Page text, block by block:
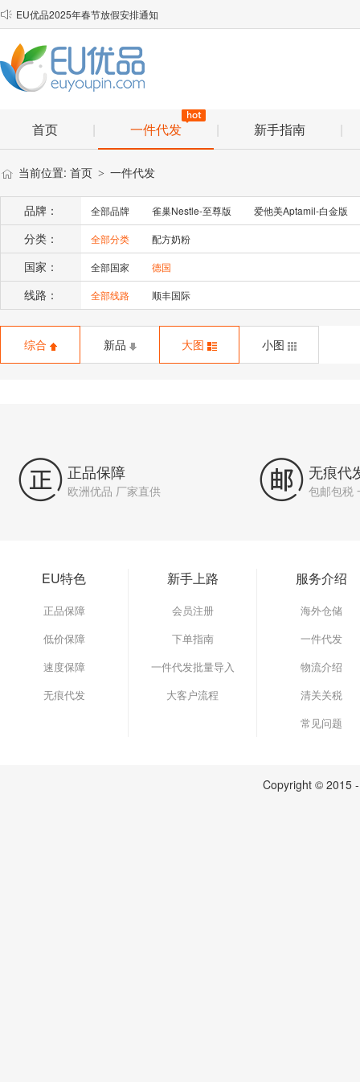
 EU优品2025年春节放假安排通知
顺丰小包理赔材料
物流口岸优化说明
首页 | 一件代发 | 新手指南 |
当前位置: 首页 > 一件代发
品牌： 全部品牌 雀巢Nestle-至尊版 爱他美Aptamil-白金版
分类： 全部分类 配方奶粉
国家： 全部国家 德国
线路： 全部线路 顺丰国际
综合 新品 大图 小图
 正品保障
欧洲优品 厂家直供  无痕代
包邮包税
EU特色
正品保障
低价保障
速度保障
无痕代发
新手上路
会员注册
下单指南
一件代发批量导入
大客户流程
服务介绍
海外仓储
一件代发
物流介绍
清关关税
常见问题
Copyright © 2015